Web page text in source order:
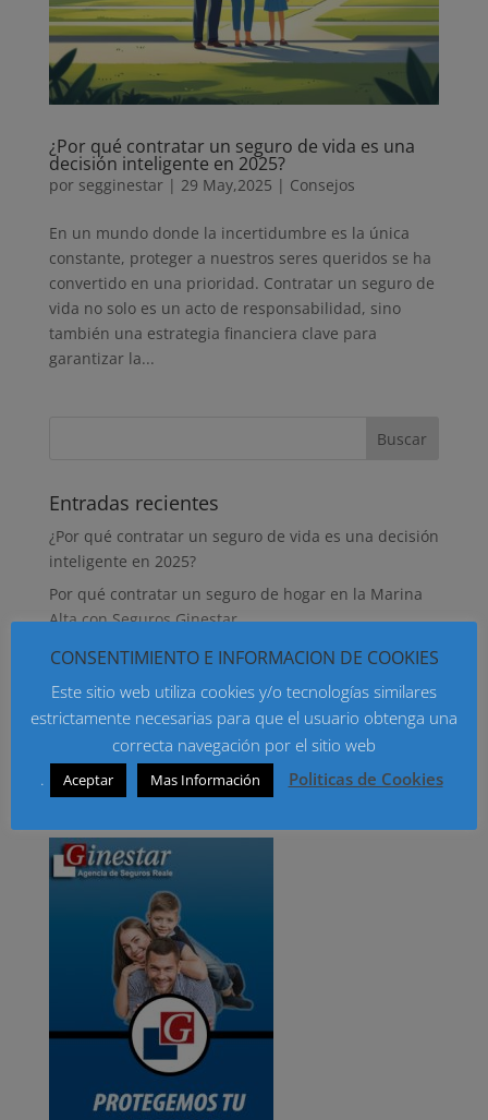
¿Por qué contratar un seguro de vida es una
decisión inteligente en 2025?
por segginestar| 29 May,2025 | Consejos
En un mundo donde la incertidumbre es la única
constante, proteger a nuestros seres queridos se ha
convertido en una prioridad. Contratar un seguro de
vida no solo es un acto de responsabilidad, sino
también una estrategia financiera clave para
garantizar la...
Entradas recientes
¿Por qué contratar un seguro de vida es una decisión
inteligente en 2025?
Por qué contratar un seguro de hogar en la Marina
Alta con Seguros Ginestar
¿Cuesta lo mismo un seguro de vida para un hombre
¿Qué seguro debe contratar tu casera para que
Qué seguro de hogar contratar para que estén
asegurados mis aparatos electrónicos
CONSENTIMIENTO E INFORMACION DE COOKIES
Este sitio web utiliza cookies y/o tecnologías similares
estrictamente necesarias para que el usuario obtenga una
correcta navegación por el sitio web
.
Aceptar Mas Información Politicas de Cookies